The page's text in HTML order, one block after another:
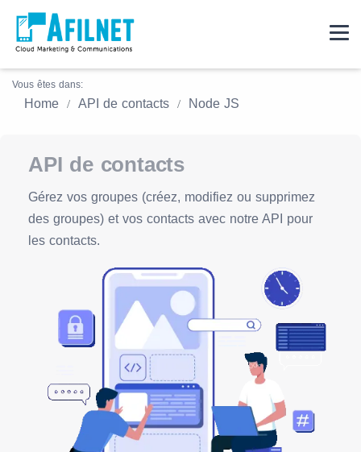
Vous êtes dans:
Home API de contacts Node JS
API de contacts
Gérez vos groupes (créez, modifiez ou supprimez
des groupes) et vos contacts avec notre API pour
les contacts.